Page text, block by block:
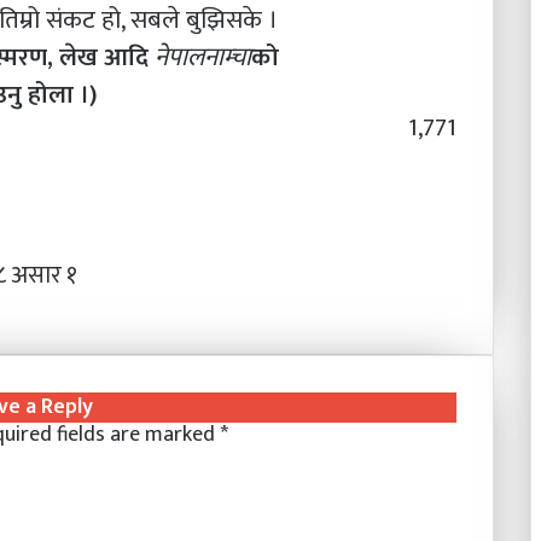
संकट हो, सबले बुझिसके ।
लेख आदि नेपालनाम्चाको
होला ।)
असार १
1,771
a Reply
fields are marked*